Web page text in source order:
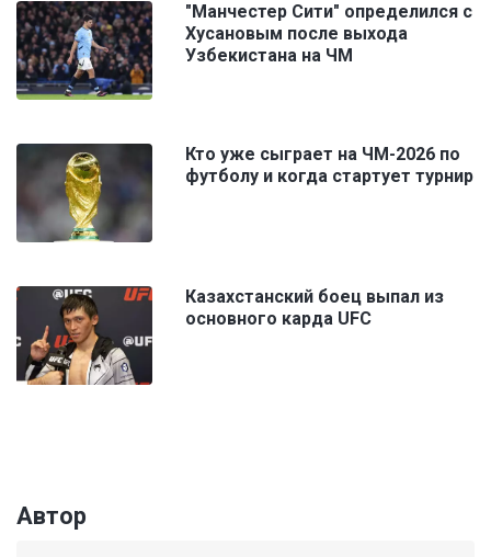
"Манчестер Сити" определился с
Хусановым после выхода
Узбекистана на ЧМ
Кто уже сыграет на ЧМ-2026 по
футболу и когда стартует турнир
Казахстанский боец выпал из
основного карда UFC
Автор